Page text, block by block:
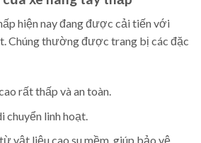
hiện nay đang được cải tiến với
Chúng thường được trang bị các đặc
rất thấp và an toàn.
chuyển linh hoạt.
vật liệu cao su mềm, giúp bảo vệ